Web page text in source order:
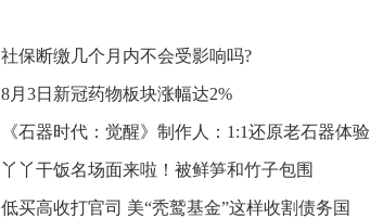
社保断缴几个月内不会受影响吗?
8月3日新冠药物板块涨幅达2%
《石器时代：觉醒》制作人：1:1还原老石器体验 能挂机和搬砖
丫丫干饭名场面来啦！被鲜笋和竹子包围
低买高收打官司 美“秃鹫基金”这样收割债务国